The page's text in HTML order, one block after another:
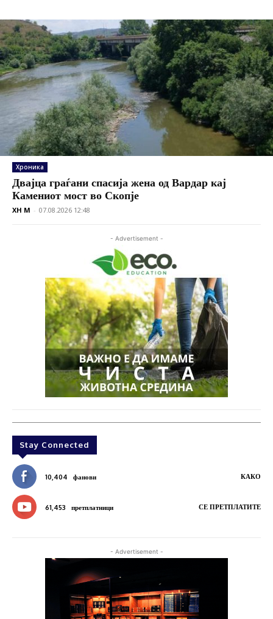
Хроника
Двајца граѓани спасија жена од Вардар кај
Камениот мост во Скопје
XH M - 07.08.2026 12:48
- Advertisement -
Stay Connected
10,404 фанови КАКО
61,453 претплатници СЕ ПРЕТПЛАТИТЕ
- Advertisement -